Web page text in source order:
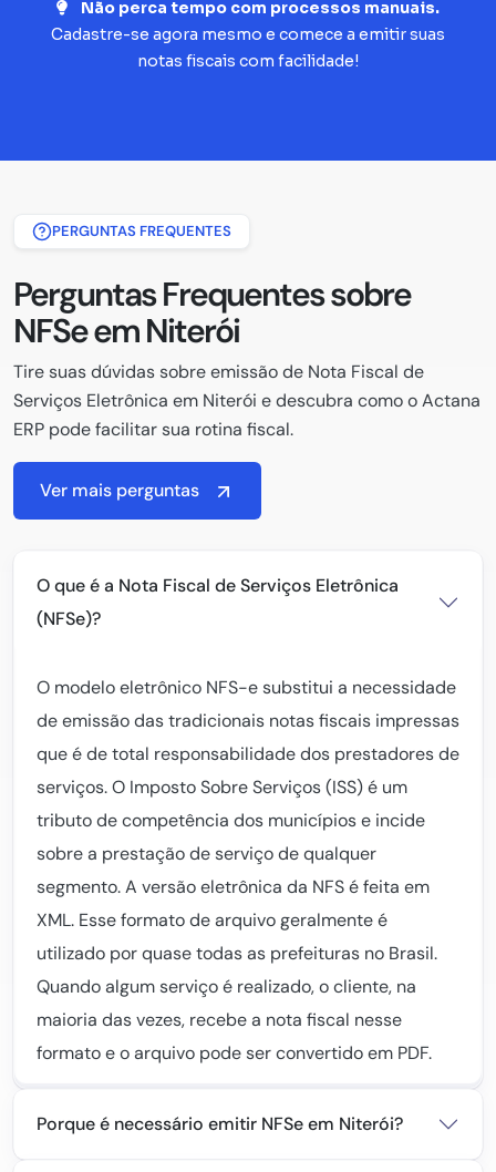
Não perca tempo com processos manuais.
Cadastre-se agora mesmo e comece a emitir suas
notas fiscais com facilidade!
PERGUNTAS FREQUENTES
Perguntas Frequentes sobre
NFSe em Niterói
Tire suas dúvidas sobre emissão de Nota Fiscal de
Serviços Eletrônica em Niterói e descubra como o Actana
ERP pode facilitar sua rotina fiscal.
Ver mais perguntas
O que é a Nota Fiscal de Serviços Eletrônica
(NFSe)?
O modelo eletrônico NFS-e substitui a necessidade
de emissão das tradicionais notas fiscais impressas
que é de total responsabilidade dos prestadores de
serviços. O Imposto Sobre Serviços (ISS) é um
tributo de competência dos municípios e incide
sobre a prestação de serviço de qualquer
segmento. A versão eletrônica da NFS é feita em
XML. Esse formato de arquivo geralmente é
utilizado por quase todas as prefeituras no Brasil.
Quando algum serviço é realizado, o cliente, na
maioria das vezes, recebe a nota fiscal nesse
formato e o arquivo pode ser convertido em PDF.
Porque é necessário emitir NFSe em Niterói?